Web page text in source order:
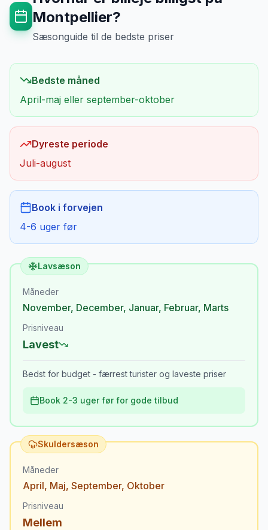
Montpellier?
Sæsonguide til de bedste priser
Bedste måned
April-maj eller september-oktober
Dyreste periode
Juli-august
Book i forvejen
4-6 uger før
Lavsæson
Måneder
November, December, Januar, Februar, Marts
Prisniveau
Lavest
Bedst for budget - færrest turister og laveste priser
Book 2-3 uger før for gode tilbud
Skuldersæson
Måneder
April, Maj, September, Oktober
Prisniveau
Mellem